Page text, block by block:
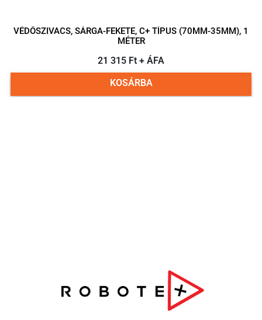
VÉDŐSZIVACS, SÁRGA-FEKETE, C+ TÍPUS (70MM-35MM), 1
MÉTER
21 315 Ft + ÁFA
KOSÁRBA